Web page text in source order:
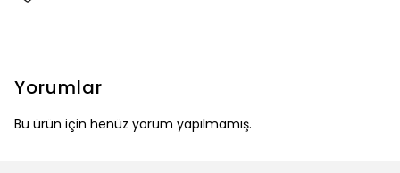
Yorumlar
Bu ürün için henüz yorum yapılmamış.